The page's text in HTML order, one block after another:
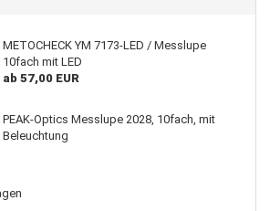
METOCHECK YM 7173-LED / Messlupe
10fach mit LED
ab 57,00 EUR
PEAK-Optics Messlupe 2028, 10fach, mit
Beleuchtung